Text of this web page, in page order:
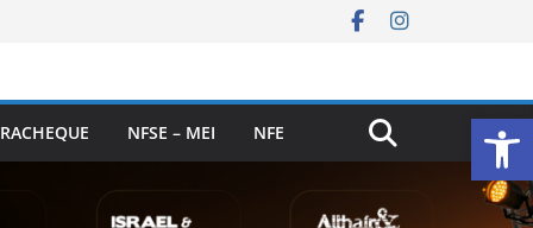
NFSE – MEI NFE